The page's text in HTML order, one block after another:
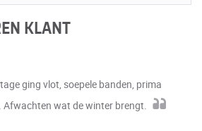
KLANT
ging vlot, soepele banden, prima
Afwachten wat de winter brengt.